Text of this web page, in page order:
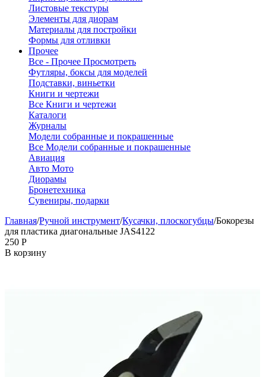
Листовые текстуры
Элементы для диорам
Материалы для постройки
Формы для отливки
Прочее
Все - Прочее Просмотреть
Футляры, боксы для моделей
Подставки, виньетки
Книги и чертежи
Все Книги и чертежи
Каталоги
Журналы
Модели собранные и покрашенные
Все Модели собранные и покрашенные
Авиация
Авто Мото
Диорамы
Бронетехника
Сувениры, подарки
Главная/Ручной инструмент/Кусачки, плоскогубцы/Бокорезы
для пластика диагональные JAS4122
‍250‍ Р
В корзину